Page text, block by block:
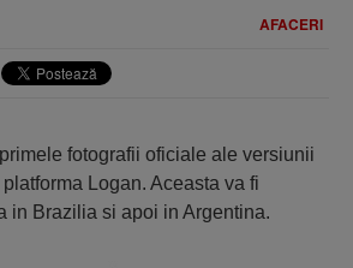
AFACERI
fotografii oficiale ale versiunii
Logan. Aceasta va fi
in Brazilia si apoi in Argentina.